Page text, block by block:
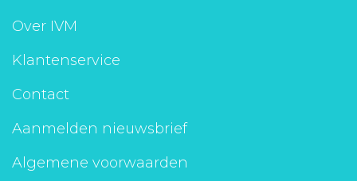
Over IVM
Klantenservice
Contact
Aanmelden nieuwsbrief
Algemene voorwaarden